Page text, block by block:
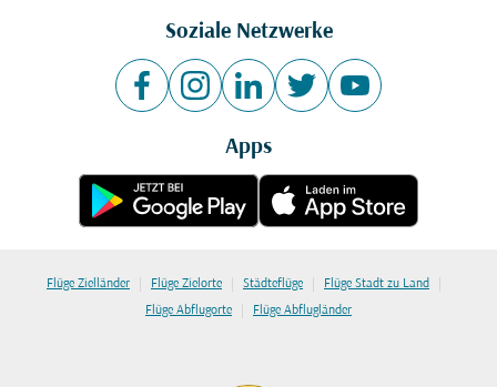
Soziale Netzwerke
Apps
Flüge Zielländer | Flüge Zielorte | Städteflüge | Flüge Stadt zu Land |
Flüge Abflugorte | Flüge Abflugländer